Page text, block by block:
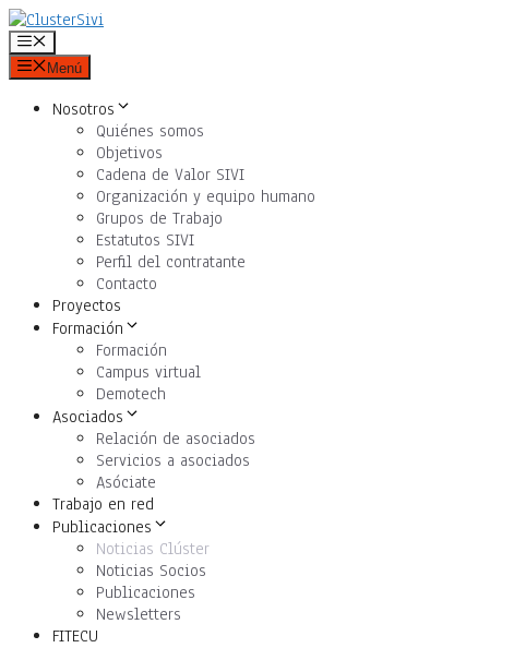
Saltar
al
contenido
Menú
Menú
Nosotros
Quiénes somos
Objetivos
Cadena de Valor SIVI
Organización y equipo humano
Grupos de Trabajo
Estatutos SIVI
Perfil del contratante
Contacto
Proyectos
Formación
Formación
Campus virtual
Demotech
Asociados
Relación de asociados
Servicios a asociados
Asóciate
Trabajo en red
Publicaciones
Noticias Clúster
Noticias Socios
Publicaciones
Newsletters
FITECU